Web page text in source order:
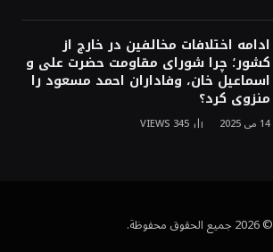
ادامه اختلافات مخالفین در خارج از
کشور؛ چرا شورای مقاومت حضرت علی و
اسماعیل خان، وفاداران احمد مسعود را
منزوی کرد؟
14 می 2025 345
VIEWS
© 2026 جميع الحقوق محفوظة.